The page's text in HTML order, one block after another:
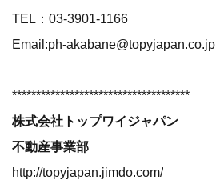
TEL：03-3901-1166
Email:ph-akabane@topyjapan.co.jp
*************************************
株式会社トップワイジャパン
不動産事業部
http://topyjapan.jimdo.com/